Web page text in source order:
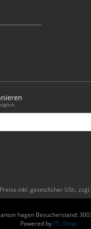
inkl. gesetzlicher USt., zzgl.
hagenBesucherstand:
Powered by JTL-Shop